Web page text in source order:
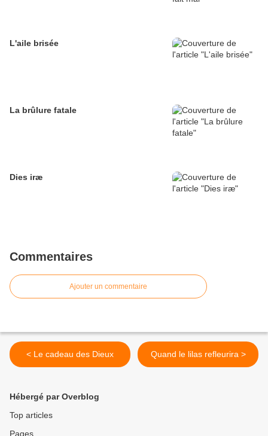
L'aile brisée
La brûlure fatale
Dies iræ
Commentaires
Ajouter un commentaire
< Le cadeau des Dieux Quand le lilas refleurira >
Hébergé par Overblog
Top articles
Pages